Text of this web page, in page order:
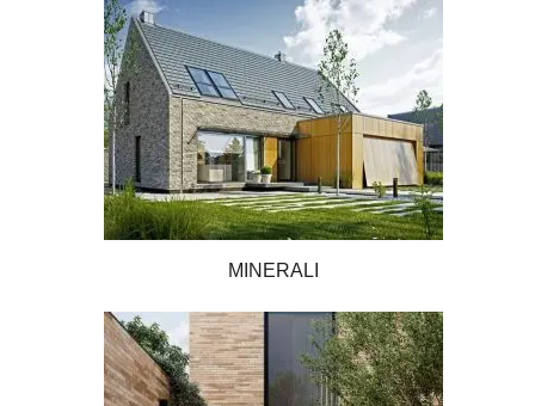
MINERALI